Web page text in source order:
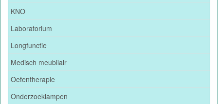
KNO
Laboratorium
Longfunctie
Medisch meubilair
Oefentherapie
Onderzoeklampen